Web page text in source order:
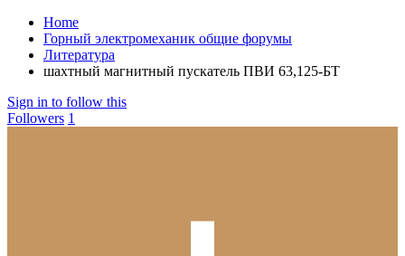
Home
Горный электромеханик общие форумы
Литература
шахтный магнитный пускатель ПВИ 63,125-БТ
Sign in to follow this
Followers 1